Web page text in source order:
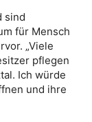
sind
für Mensch
„Viele
pflegen
Ich würde
und ihre